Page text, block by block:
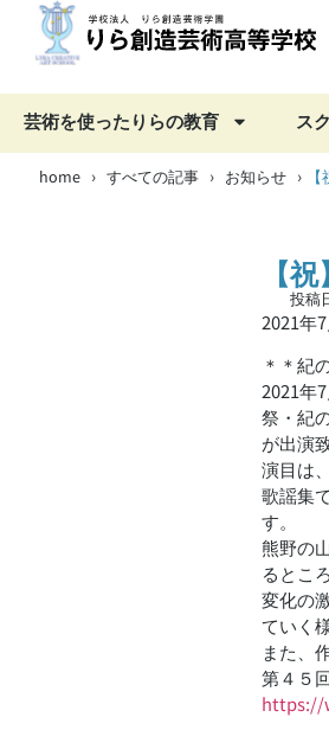
芸術を使ったりらの教育 ス
home › すべての記事 › お知らせ ›【
【
投稿
2021年
＊＊紀
2021年
祭・紀
が出演
演目は
歌謡集
す。
熊野の
るとこ
変化の
ていく
また、
第４５
https://